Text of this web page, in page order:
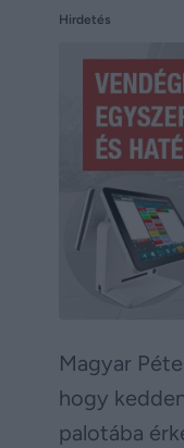
Hirdetés
Magyar
hogy
palotába